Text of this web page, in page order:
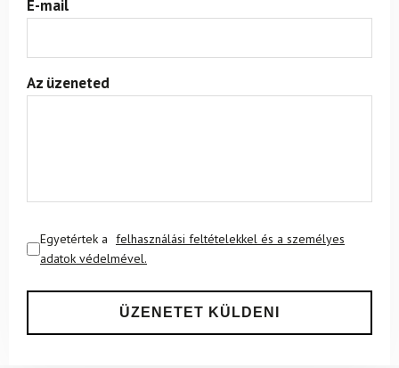
E-mail
Az üzeneted
Egyetértek a felhasználási feltételekkel és a személyes
adatok védelmével.